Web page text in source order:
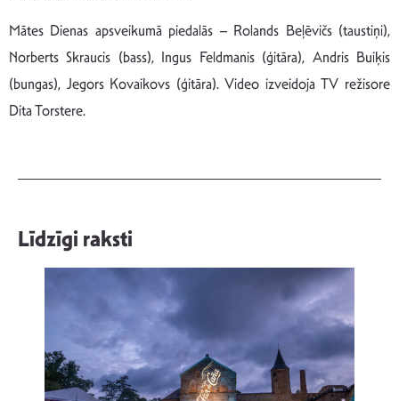
Mātes Dienas apsveikumā piedalās – Rolands Beļēvičs (taustiņi),
Norberts Skraucis (bass), Ingus Feldmanis (ģitāra), Andris Buiķis
(bungas), Jegors Kovaikovs (ģitāra). Video izveidoja TV režisore
Dita Torstere.
Līdzīgi raksti